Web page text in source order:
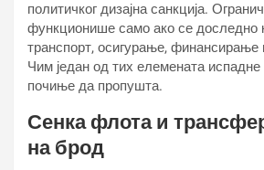
политичког дизајна санкција.
функционише само ако се доследно
транспорт, осигурање, финансирање
Чим један од тих елемената
почиње да пропушта.
Сенка флота и
на брод